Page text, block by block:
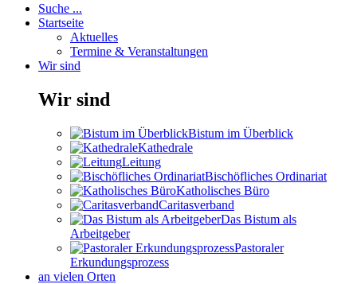
Suche ...
Startseite
Aktuelles
Termine & Veranstaltungen
Wir sind
Wir sind
Bistum im Überblick
Kathedrale
Leitung
Bischöfliches Ordinariat
Katholisches Büro
Caritasverband
Das Bistum als
Arbeitgeber
Pastoraler
Erkundungsprozess
an vielen Orten